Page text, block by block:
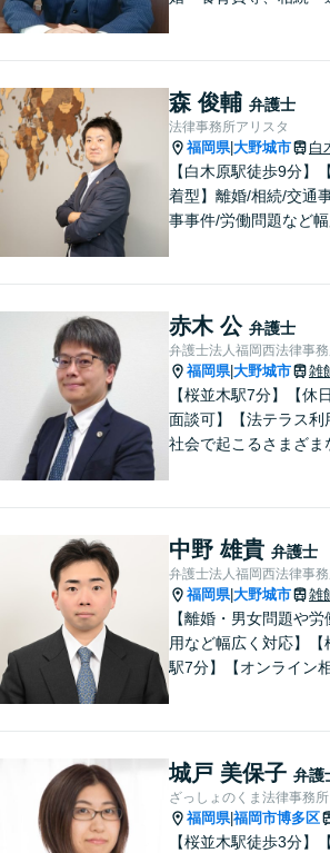
料相談あり。出張相談
２０時まで営業。福岡
と周辺対応。
森 俊輔 弁護士
法律事務所アリスタ
福岡県|大野城市 白
【白木原駅徒歩9分】
着型】離婚/相続/交通
事事件/労働問題など幅
せたオーダーメイド対
がけています。
赤木 公 弁護士
弁護士法人福岡西法律事
福岡県|大野城市 雑
【桜並木駅7分】【休
面談可】【法テラス利
社会で起こるさまざま
す。 困りごとやご相談
ましたら、どうぞお気
声がけください。
中野 雄貴 弁護士
弁護士法人福岡西法律事
福岡県|大野城市 雑
【離婚・男女問題や労
用など幅広く対応】【
駅7分】【オンライン
上で、最適な解決策を
えます。
城戸 美保子 弁護
ざっしょのくま法律事務所
福岡県|福岡市博多区
【桜並木駅徒歩3分】